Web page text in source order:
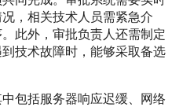
，相关技术人员需紧急介
此外，审批负责人还需制定
技术故障时，能够采取备选
包括服务器响应迟缓、网络